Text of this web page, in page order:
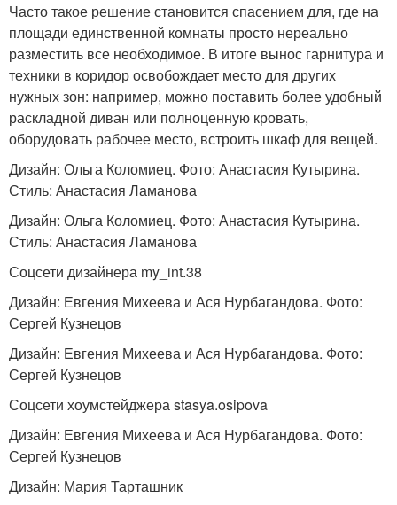
Часто такое решение становится спасением для, где на
площади единственной комнаты просто нереально
разместить все необходимое. В итоге вынос гарнитура и
техники в коридор освобождает место для других
нужных зон: например, можно поставить более удобный
раскладной диван или полноценную кровать,
оборудовать рабочее место, встроить шкаф для вещей.
Дизайн: Ольга Коломиец. Фото: Анастасия Кутырина.
Стиль: Анастасия Ламанова
Дизайн: Ольга Коломиец. Фото: Анастасия Кутырина.
Стиль: Анастасия Ламанова
Соцсети дизайнера my_int.38
Дизайн: Евгения Михеева и Ася Нурбагандова. Фото:
Сергей Кузнецов
Дизайн: Евгения Михеева и Ася Нурбагандова. Фото:
Сергей Кузнецов
Соцсети хоумстейджера stasya.osipova
Дизайн: Евгения Михеева и Ася Нурбагандова. Фото:
Сергей Кузнецов
Дизайн: Мария Тарташник